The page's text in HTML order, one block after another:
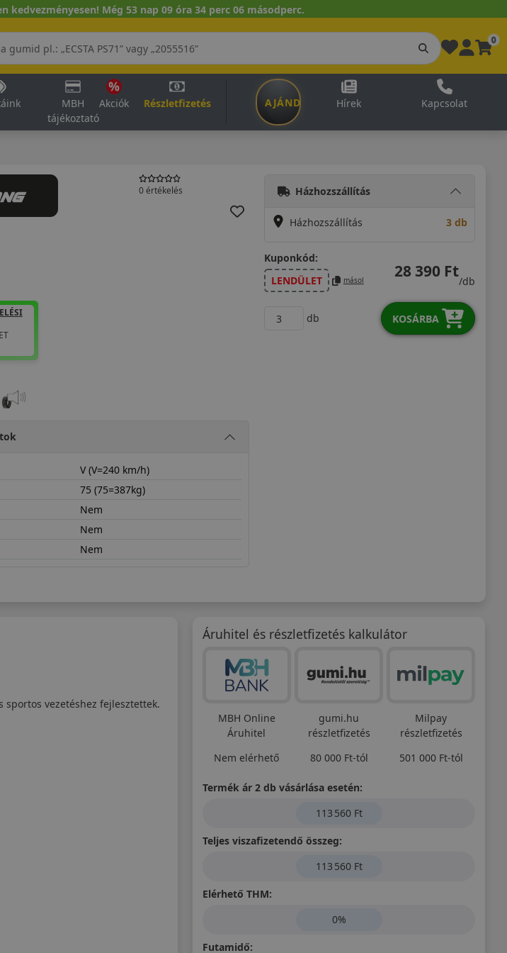
kedvezményesen! Még 53 nap 09 óra 34 perc 05 másodperc.
0
MBH
tájékoztató
Akciók Részletfizetés AJÁNDÉKUTALVÁNY
Hírek Kapcsolat
0 értékelés
V (V=240 km/h)
75 (75=387kg)
Nem
Nem
Nem
Házhozszállítás
Házhozszállítás 3 db
Kuponkód:
LENDÜLET
másol 28 390 Ft
/db
db KOSÁRBA
vezetéshez fejlesztettek.
Áruhitel és részletfizetés kalkulátor
MBH Online
Áruhitel
Nem elérhető
gumi.hu
részletfizetés
80 000 Ft-tól
Milpay
részletfizetés
501 000 Ft-tól
Termék ár 2 db vásárlása esetén:
113 560 Ft
Teljes viszafizetendő összeg:
113 560 Ft
Elérhető THM:
0%
Futamidő: